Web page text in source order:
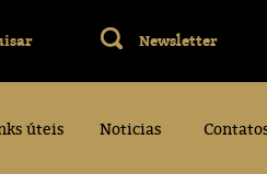
úteis Noticias